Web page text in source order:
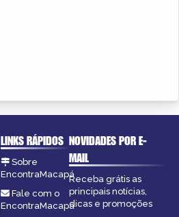
LINKS RÁPIDOS
Sobre
EncontraMacapá
Fale com o
EncontraMacapá
NOVIDADES POR E-
MAIL
Receba grátis as
principais notícias,
dicas e promoções